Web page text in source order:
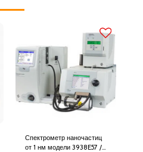
Спектрометр наночастиц
от 1 нм модели 3938E57 /